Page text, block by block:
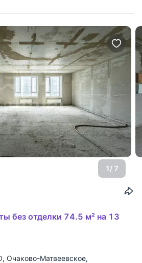
1/ 7
без отделки 74.5 м² на 13
, Очаково-Матвеевское,